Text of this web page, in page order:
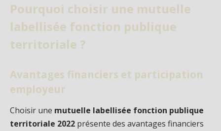
Pourquoi choisir une mutuelle
labellisée fonction publique
territoriale ?
Avantages financiers et participation
employeur
Choisir une mutuelle labellisée fonction publique
territoriale 2022 présente des avantages financiers